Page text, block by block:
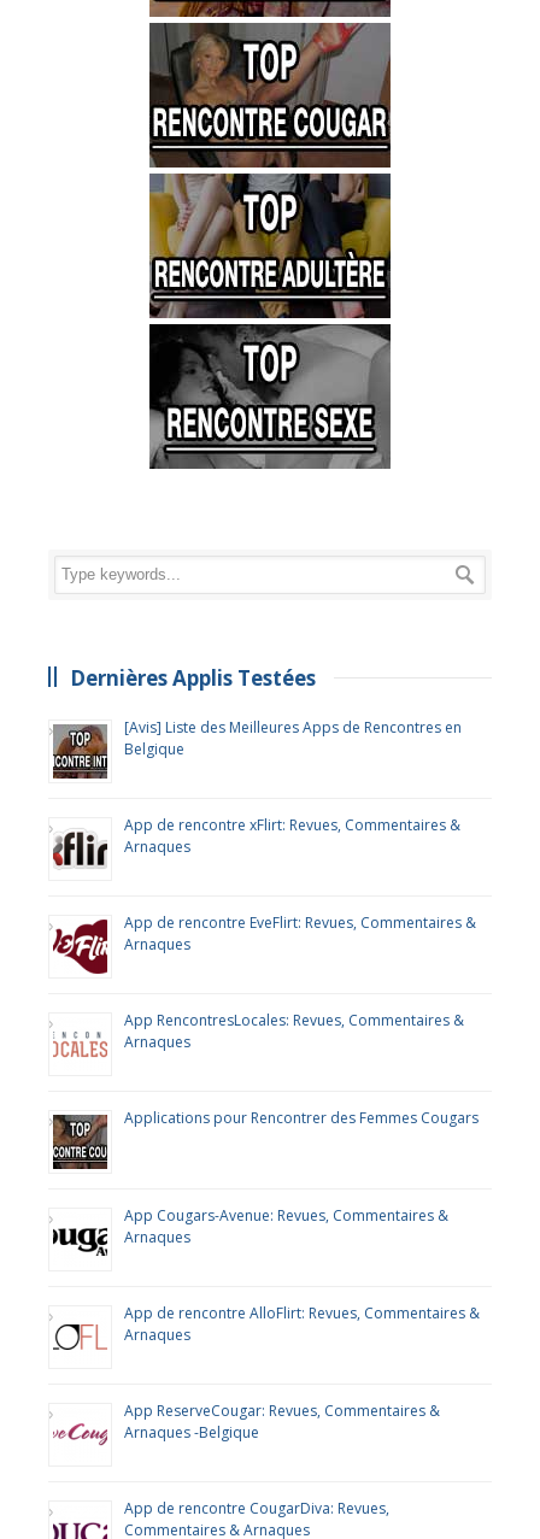
Dernières Applis Testées
[Avis] Liste des Meilleures Apps de Rencontres en
Belgique
App de rencontre xFlirt: Revues, Commentaires &
Arnaques
App de rencontre EveFlirt: Revues, Commentaires &
Arnaques
App RencontresLocales: Revues, Commentaires &
Arnaques
Applications pour Rencontrer des Femmes Cougars
App Cougars-Avenue: Revues, Commentaires &
Arnaques
App de rencontre AlloFlirt: Revues, Commentaires &
Arnaques
App ReserveCougar: Revues, Commentaires &
Arnaques -Belgique
App de rencontre CougarDiva: Revues,
Commentaires & Arnaques